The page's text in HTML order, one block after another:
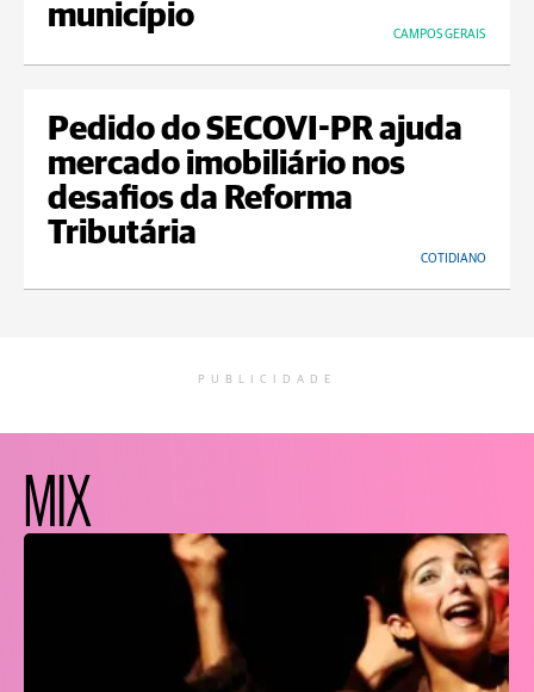
município
CAMPOS GERAIS
Pedido do SECOVI-PR ajuda
mercado imobiliário nos
desafios da Reforma
Tributária
COTIDIANO
PUBLICIDADE
MIX